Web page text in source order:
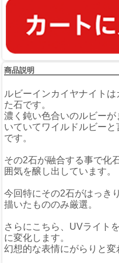
商品説明
ルビーインカイヤナイト
た石です。
濃く鈍い色合いのルビー
いていてワイルドルビー
です。
その2石が融合する事で化
囲気を醸し出しています。
今回特にその2石がはっき
描いたもののみ厳選。
さらにこちら、UVライト
に変化します。
幻想的な表情にがらりと変